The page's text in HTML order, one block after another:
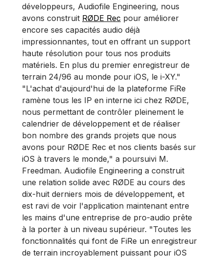
développeurs, Audiofile Engineering, nous
avons construit RØDE Rec pour améliorer
encore ses capacités audio déjà
impressionnantes, tout en offrant un support
haute résolution pour tous nos produits
matériels. En plus du premier enregistreur de
terrain 24/96 au monde pour iOS, le i-XY."
"L'achat d'aujourd'hui de la plateforme FiRe
ramène tous les IP en interne ici chez RØDE,
nous permettant de contrôler pleinement le
calendrier de développement et de réaliser
bon nombre des grands projets que nous
avons pour RØDE Rec et nos clients basés sur
iOS à travers le monde," a poursuivi M.
Freedman. Audiofile Engineering a construit
une relation solide avec RØDE au cours des
dix-huit derniers mois de développement, et
est ravi de voir l'application maintenant entre
les mains d'une entreprise de pro-audio prête
à la porter à un niveau supérieur. "Toutes les
fonctionnalités qui font de FiRe un enregistreur
de terrain incroyablement puissant pour iOS